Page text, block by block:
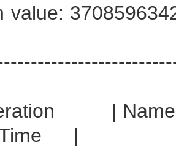
value:
| Name |
Time |